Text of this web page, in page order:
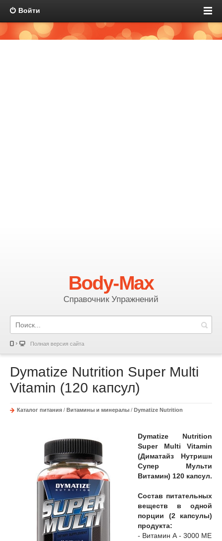
Войти
Body-Max
Справочник Упражнений
Полная версия сайта
Dymatize Nutrition Super Multi
Vitamin (120 капсул)
Каталог питания / Витамины и минералы / Dymatize Nutrition
Dymatize Nutrition
Super Multi Vitamin
(Диматайз Нутришн
Супер Мульти
Витамин) 120 капсул.
Состав питательных
веществ в одной
порции (2 капсулы)
продукта:
- Витамин А - 3000 МЕ